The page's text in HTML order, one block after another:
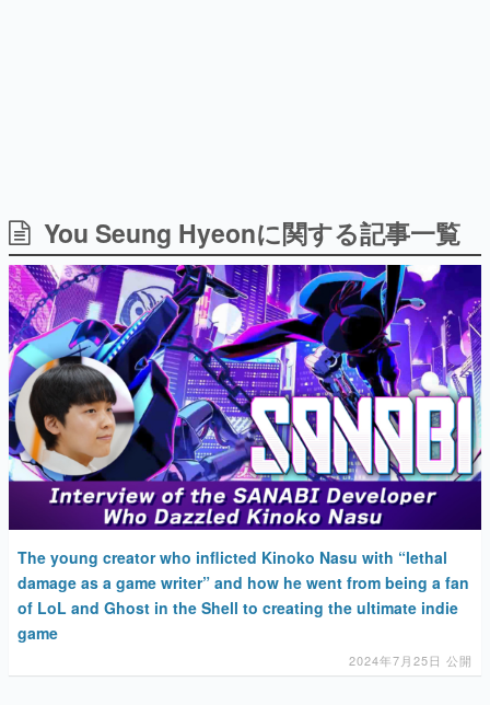
日本のコンテンツ産業やカルチャーに与えた影響を探る企
画です。
日本モバイルゲーム産業史
日本のモバイルゲーム史における主要なトピック・タイト
ルを網羅するほか、開発者へのインタビューや識者による
解説を掲載。約20年の歴史が一望できる決定版！
若ゲのいたり〜ゲームクリエイターの青春〜
『うつヌケ』『ペンと箸』等で知られるマンガ家・田中圭
一先生によるゲーム業界レポートマンガです。
なんでゲームは面白い？
ゲーム開発者・hamatsu氏がゲームの魅力を画面や操作の
具体的な形から解き明かしていく、硬派で骨太な評論連載
です。
「経験値」「裏技」「ラスボス」… ゲームにまつわる言葉
の起源や用法の変遷を、コンピューター文化史研究家・タ
イニーP氏が徹底調査。
You Seung Hyeonに関する記事一覧
The young creator who inflicted Kinoko Nasu with “lethal
damage as a game writer” and how he went from being a fan
of LoL and Ghost in the Shell to creating the ultimate indie
game
2024年7月25日 公開